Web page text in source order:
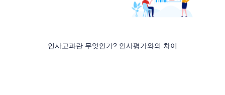
인사고과란 무엇인가? 인사평가와의 차이